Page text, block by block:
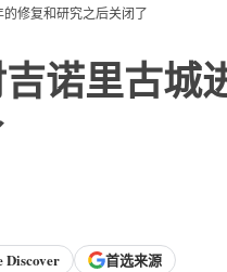
修复和研究之后关闭了
诺里古城
Discover 首选来源